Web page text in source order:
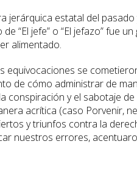
jerárquica estatal del
“El jefe” o “El jefazo” fue
alimentado.
equivocaciones se
de cómo administrar de
conspiración y el sabotaje
acrítica (caso Porvenir,
y triunfos contra la
nuestros errores,